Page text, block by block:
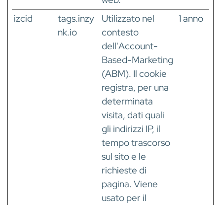
izcid
tags.inzy
nk.io
Utilizzato nel
contesto
dell'Account-
Based-Marketing
(ABM). Il cookie
registra, per una
determinata
visita, dati quali
gli indirizzi IP, il
tempo trascorso
sul sito e le
richieste di
pagina. Viene
usato per il
1 anno